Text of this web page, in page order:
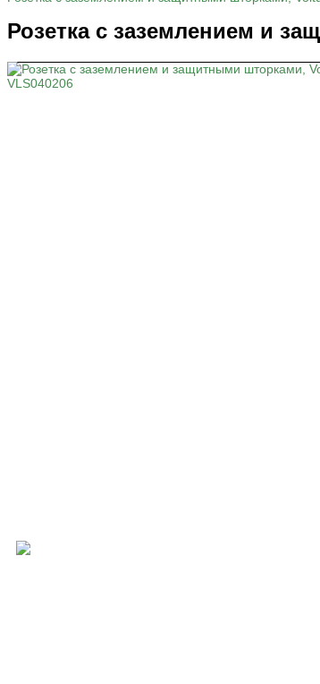
Розетка с заземлением и